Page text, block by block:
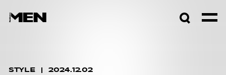
STYLE 2024.12.02